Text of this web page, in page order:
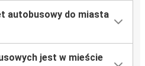
autobusowy do miasta
jest w mieście